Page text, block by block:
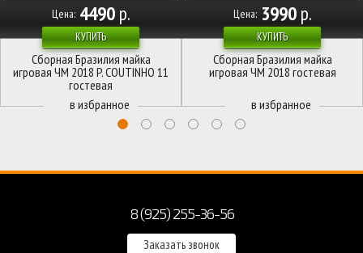
КУПИТЬ
Цена: 4490р.
Сборная Бразилия майка
игровая ЧМ 2018 P. COUTINHO 11
гостевая
КУПИТЬ
Цена: 3990р.
Сборная Бразилия майка
игровая ЧМ 2018 гостевая
8 (925) 255-36-56
Заказать звонок